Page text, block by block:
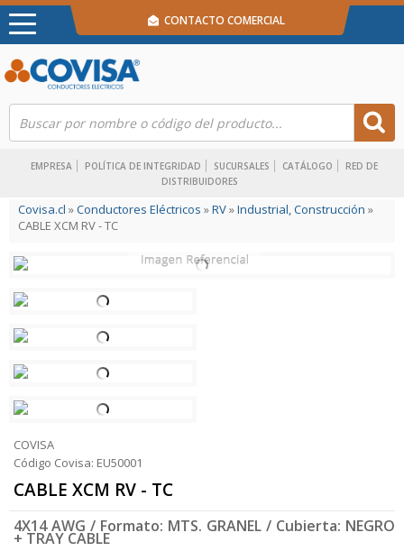
EMPRESA POLÍTICA DE INTEGRIDAD SUCURSALES CATÁLOGO
RED DE
DISTRIBUIDORES
CONTACTO COMERCIAL
Covisa.cl »Conductores Eléctricos »RV»Industrial, Construcción »
CABLE XCM RV - TC
COVISA
Código Covisa: EU50001
CABLE XCM RV - TC
4X14 AWG / Formato: MTS. GRANEL / Cubierta: NEGRO
+ TRAY CABLE